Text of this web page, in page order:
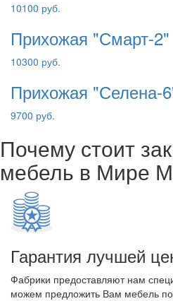
10100 руб.
Прихожая "Смарт-2"
10300 руб.
Прихожая "Селена-
9700 руб.
Почему стоит
мебель в Мире
Гарантия лучшей
Фабрики предоставляют нам
можем предложить Вам мебель